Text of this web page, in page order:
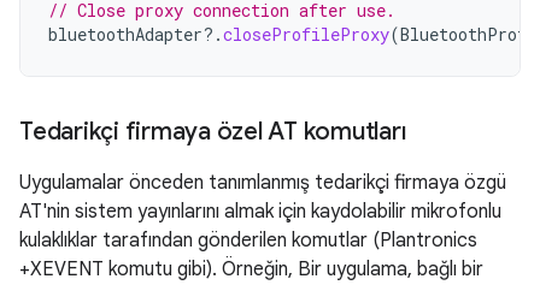
// Close proxy connection after use.
bluetoothAdapter?.closeProfileProxy(
Tedarikçi firmaya özel AT komutları
Uygulamalar önceden tanımlanmış tedarikçi firmaya özgü
AT'nin sistem yayınlarını almak için kaydolabilir mikrofonlu
kulaklıklar tarafından gönderilen komutlar (Plantronics
+XEVENT komutu gibi). Örneğin, Bir uygulama, bağlı bir